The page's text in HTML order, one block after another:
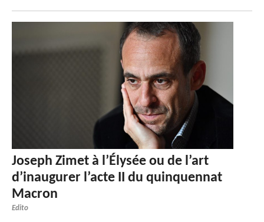
Joseph Zimet à l’Élysée ou de l’art
d’inaugurer l’acte II du quinquennat
Macron
Edito